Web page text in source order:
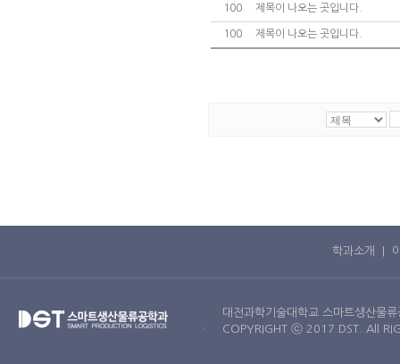
100 제목이 나오는 곳입니다.
100 제목이 나오는 곳입니다.
학과소개
대전과학기술대학교 스마트생산
COPYRIGHT ⓒ 2017 DST. All